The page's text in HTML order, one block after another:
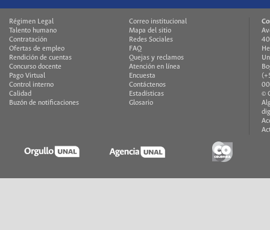
Régimen Legal
Talento humano
Contratación
Ofertas de empleo
Rendición de cuentas
Concurso docente
Pago Virtual
Control interno
Calidad
Buzón de notificaciones
Correo institucional
Mapa del sitio
Redes Sociales
FAQ
Quejas y reclamos
Atención en línea
Encuesta
Contáctenos
Estadísticas
Glosario
©